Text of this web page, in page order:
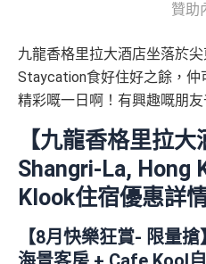
贊助
九龍香格里拉大酒店坐落於
Staycation食好住好之餘，仲
精彩嘅一日啊！有興趣嘅朋
【九龍香格里拉
Shangri-La, Hong
Klook住宿優惠詳
【8月快樂狂賞- 限量